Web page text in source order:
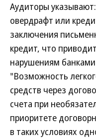
Аудиторы
овердрафт или
заключения
кредит, что
нарушениям
"Возможность
средств через
счета при
приоритете
в таких условиях